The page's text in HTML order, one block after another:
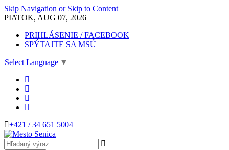
Skip Navigation or Skip to Content
PIATOK, AUG 07, 2026
PRIHLÁSENIE / FACEBOOK
SPÝTAJTE SA MSÚ
Select Language ▼
+421 / 34 651 5004